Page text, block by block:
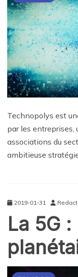
Technopolys est
par les entreprises,
associations du
ambitieuse
2019-01-31
La 5G